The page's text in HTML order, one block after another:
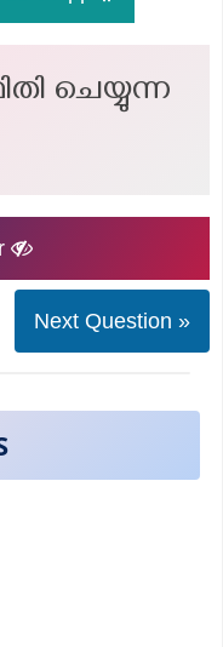
ചെയ്യുന്ന
Next Question »